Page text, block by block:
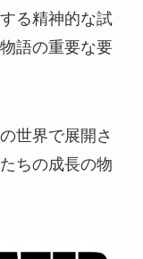
る精神的な試
語の重要な要
世界で展開さ
ちの成長の物